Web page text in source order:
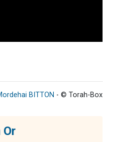
BITTON - © Torah-Box